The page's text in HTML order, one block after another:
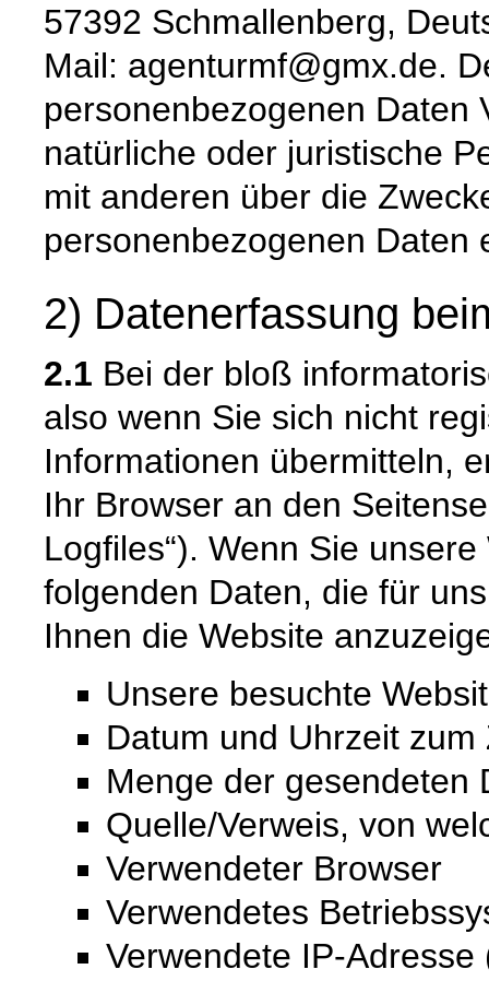
57392 Schmallenberg,
Mail: agenturmf@gmx.de.
personenbezogenen Daten
natürliche oder juristische
mit anderen über die
personenbezogenen Daten
2) Datenerfassung
2.1 Bei der bloß
also wenn Sie sich nicht
Informationen übermitteln,
Ihr Browser an den
Logfiles“). Wenn Sie
folgenden Daten, die für
Ihnen die Website
Unsere besuchte
Datum und Uhrzeit
Menge der gesendeten
Quelle/Verweis, von
Verwendeter Browser
Verwendetes
Verwendete IP-